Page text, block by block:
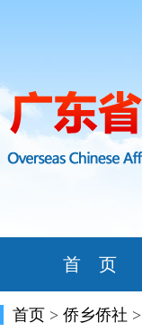
首 页
首页 > 侨乡侨社 >